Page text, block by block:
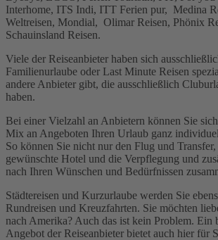
Interhome, ITS Indi, ITT Ferien pur, Medina
Weltreisen, Mondial, Olimar Reisen, Phönix
Schauinsland Reisen.
Viele der Reiseanbieter haben sich
Familienurlaube oder Last Minute Reisen
andere Anbieter gibt, die ausschließlich
haben.
Bei einer Vielzahl an Anbietern können Sie
Mix an Angeboten Ihren Urlaub ganz
So können Sie nicht nur den Flug und Transfer,
gewünschte Hotel und die Verpflegung und
nach Ihren Wünschen und Bedürfnissen
Städtereisen und Kurzurlaube werden Sie
Rundreisen und Kreuzfahrten. Sie möchten
nach Amerika? Auch das ist kein Problem. Ein
Angebot der Reiseanbieter bietet auch hier für